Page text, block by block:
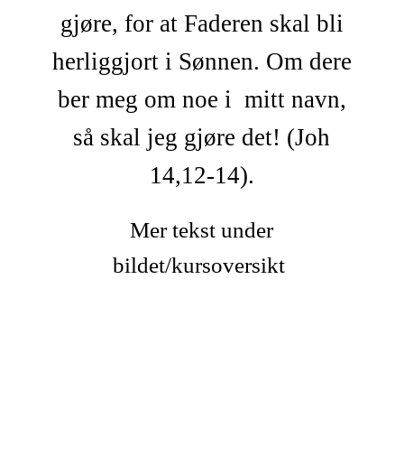
gjøre, for at Faderen skal bli
herliggjort i Sønnen. Om dere
ber meg om noe i mitt navn,
så skal jeg gjøre det! (Joh
14,12-14).
Mer tekst under
bildet/kursoversikt